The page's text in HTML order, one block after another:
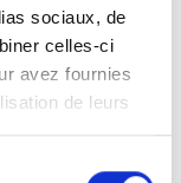
sociaux, de
celles-ci
avez fournies
de leurs